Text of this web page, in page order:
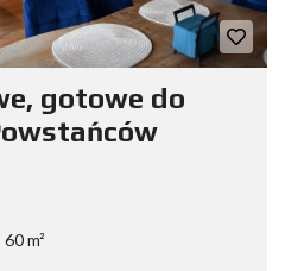
gotowe do
60 m²